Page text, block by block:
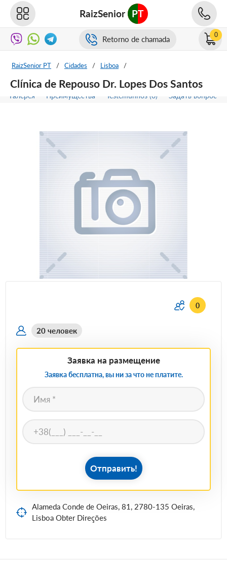
RaizSenior PT
Retorno de chamada 0
RaizSenior PT / Cidades / Lisboa /
Clínica de Repouso Dr. Lopes Dos Santos
Галерея Преимущества Testemunhos (0) Задать вопрос
0
20 человек
Заявка на размещение
Заявка бесплатна, вы ни за что не платите.
Отправить!
Alameda Conde de Oeiras, 81, 2780-135 Oeiras,
Lisboa Obter Direções